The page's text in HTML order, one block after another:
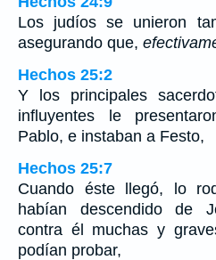
Los judíos se unieron
asegurando que,
Hechos 25:2
Y los principales
influyentes le
Pablo, e instaban a Festo,
Hechos 25:7
Cuando éste llegó, lo
habían descendido de
contra él muchas y
podían probar,